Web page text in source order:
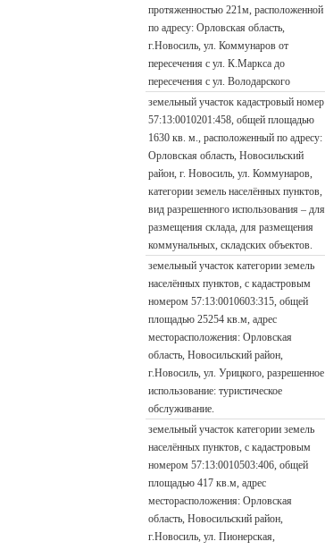
протяженностью 221м, расположенной
по адресу: Орловская область,
г.Новосиль, ул. Коммунаров от
пересечения с ул. К.Маркса до
пересечения с ул. Володарского
земельный участок кадастровый номер
57:13:0010201:458, общей площадью
1630 кв. м., расположенный по адресу:
Орловская область, Новосильский
район, г. Новосиль, ул. Коммунаров,
категории земель населённых пунктов,
вид разрешенного использования – для
размещения склада, для размещения
коммунальных, складских объектов.
земельный участок категории земель
населённых пунктов, с кадастровым
номером 57:13:0010603:315, общей
площадью 25254 кв.м, адрес
месторасположения: Орловская
область, Новосильский район,
г.Новосиль, ул. Урицкого, разрешенное
использование: туристическое
обслуживание.
земельный участок категории земель
населённых пунктов, с кадастровым
номером 57:13:0010503:406, общей
площадью 417 кв.м, адрес
месторасположения: Орловская
область, Новосильский район,
г.Новосиль, ул. Пионерская,